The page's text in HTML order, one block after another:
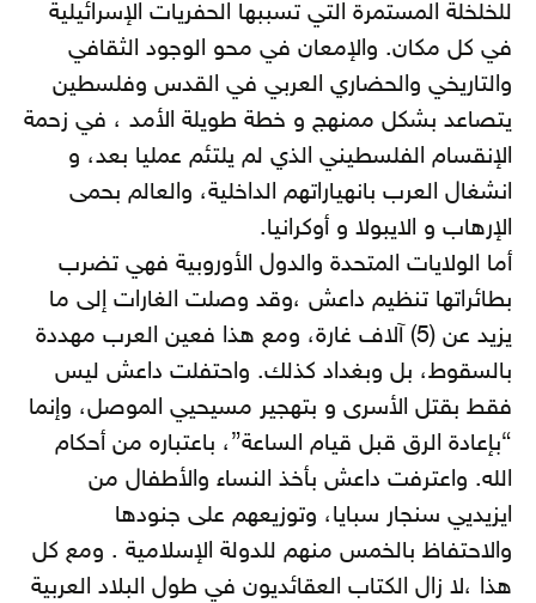
للخلخلة المستمرة التي تسببها الحفريات الإسرائيلية
في كل مكان. والإمعان في محو الوجود الثقافي
والتاريخي والحضاري العربي في القدس وفلسطين
يتصاعد بشكل ممنهج و خطة طويلة الأمد ، في زحمة
الإنقسام الفلسطيني الذي لم يلتئم عمليا بعد، و
انشغال العرب بانهياراتهم الداخلية، والعالم بحمى
الإرهاب و الايبولا و أوكرانيا.
أما الولايات المتحدة والدول الأوروبية فهي تضرب
بطائراتها تنظيم داعش ،وقد وصلت الغارات إلى ما
يزيد عن (5) آلاف غارة، ومع هذا فعين العرب مهددة
بالسقوط، بل وبغداد كذلك. واحتفلت داعش ليس
فقط بقتل الأسرى و بتهجير مسيحيي الموصل، وإنما
“بإعادة الرق قبل قيام الساعة”، باعتباره من أحكام
الله. واعترفت داعش بأخذ النساء والأطفال من
ايزيديي سنجار سبايا، وتوزيعهم على جنودها
والاحتفاظ بالخمس منهم للدولة الإسلامية . ومع كل
هذا ،لا زال الكتاب العقائديون في طول البلاد العربية